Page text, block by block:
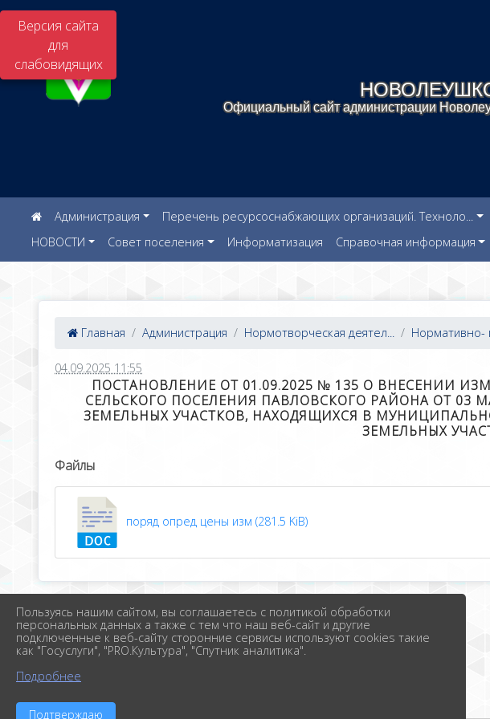
Версия сайта
для
слабовидящих
Официальный сайт администрации
Администрация Перечень ресурсоснабжающих организаций. Техноло...
НОВОСТИ
Совет поселения Информатизация Справочная информация
Главная Администрация Нормотворческая деятел... Нормативно-
04.09.2025 11:55
ПОСТАНОВЛЕНИЕ ОТ 01.09.2025 № 135 О ВНЕСЕНИИ
СЕЛЬСКОГО ПОСЕЛЕНИЯ ПАВЛОВСКОГО РАЙОНА ОТ 03
ЗЕМЕЛЬНЫХ УЧАСТКОВ, НАХОДЯЩИХСЯ В
ЗЕМЕЛЬНЫХ
Файлы
поряд опред цены изм (281.5 KiB)
Пользуясь нашим сайтом, вы соглашаетесь с политикой обработки
персональных данных а также с тем что наш веб-сайт и другие
подключенные к веб-сайту сторонние сервисы используют cookies такие
как "Госуслуги", "PRO.Культура", "Спутник аналитика".
Подробнее
Подтверждаю